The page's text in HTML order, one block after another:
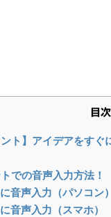
目次
ト】アイデアをす
での音声入力方法！
音声入力（パソコン）
音声入力（スマホ）